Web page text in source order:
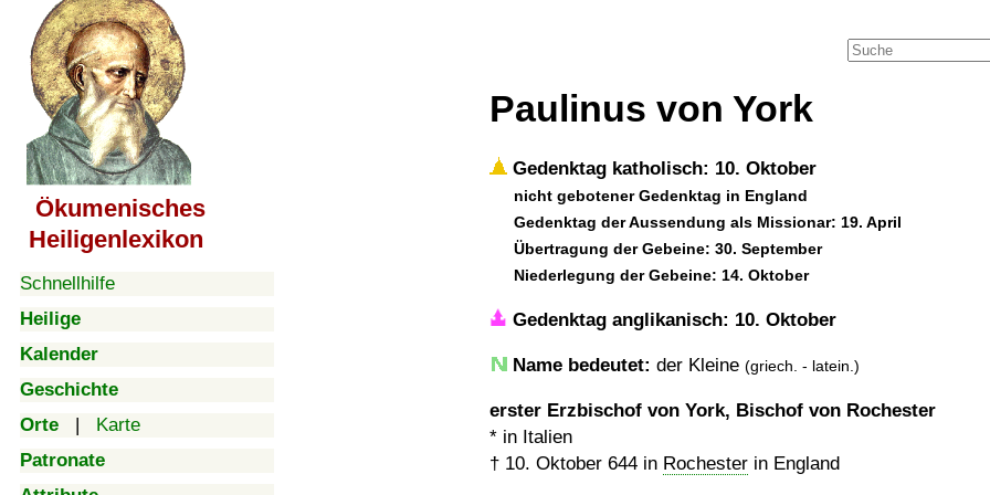
Ökumenisches
Heiligenlexikon
Schnellhilfe
Heilige
Kalender
Geschichte
Orte | Karte
Patronate
Paulinus von York
Gedenktag katholisch: 10. Oktober
nicht gebotener Gedenktag in England
Gedenktag der Aussendung als Missionar: 19. April
Übertragung der Gebeine: 30. September
Niederlegung der Gebeine: 14. Oktober
Gedenktag anglikanisch: 10. Oktober
Name bedeutet: der Kleine (griech. - latein.)
erster Erzbischof von York, Bischof von Rochester
* in Italien
† 10. Oktober 644 in Rochester in England